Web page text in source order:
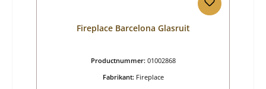
Fireplace Barcelona Glasruit
Productnummer: 01002868
Fabrikant: Fireplace